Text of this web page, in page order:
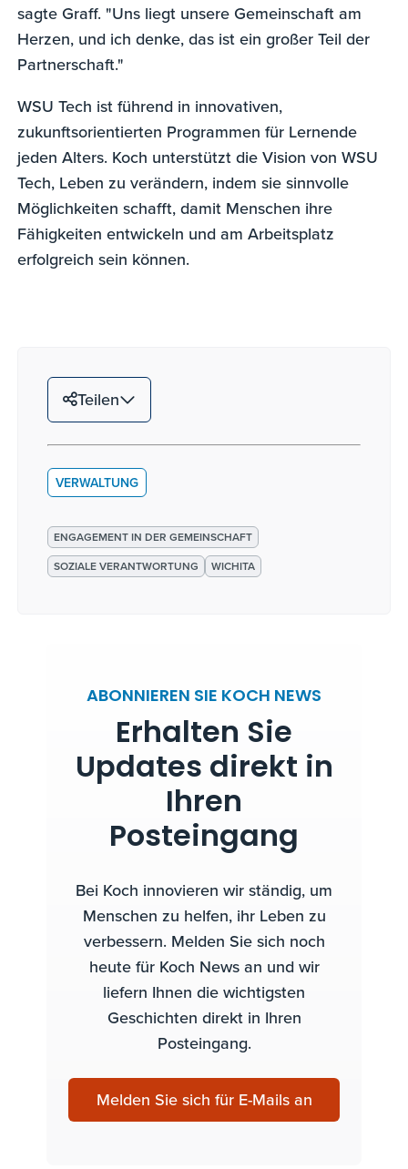
sagte Graff. "Uns liegt unsere Gemeinschaft am
Herzen, und ich denke, das ist ein großer Teil der
Partnerschaft."
WSU Tech ist führend in innovativen,
zukunftsorientierten Programmen für Lernende
jeden Alters. Koch unterstützt die Vision von WSU
Tech, Leben zu verändern, indem sie sinnvolle
Möglichkeiten schafft, damit Menschen ihre
Fähigkeiten entwickeln und am Arbeitsplatz
erfolgreich sein können.
Teilen
VERWALTUNG
ENGAGEMENT IN DER GEMEINSCHAFT
SOZIALE VERANTWORTUNG
WICHITA
ABONNIEREN SIE KOCH NEWS
Erhalten Sie
Updates direkt in
Ihren
Posteingang
Bei Koch innovieren wir ständig, um
Menschen zu helfen, ihr Leben zu
verbessern. Melden Sie sich noch
heute für Koch News an und wir
liefern Ihnen die wichtigsten
Geschichten direkt in Ihren
Posteingang.
Melden Sie sich für E-Mails an